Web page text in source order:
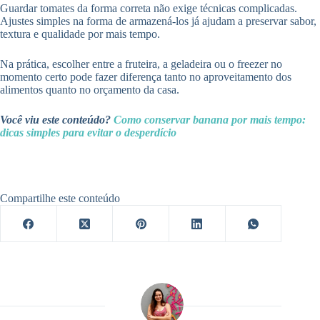
Guardar tomates da forma correta não exige técnicas complicadas.
Ajustes simples na forma de armazená-los já ajudam a preservar sabor,
textura e qualidade por mais tempo.
Na prática, escolher entre a fruteira, a geladeira ou o freezer no
momento certo pode fazer diferença tanto no aproveitamento dos
alimentos quanto no orçamento da casa.
Você viu este conteúdo? Como conservar banana por mais tempo:
dicas simples para evitar o desperdício
Compartilhe este conteúdo